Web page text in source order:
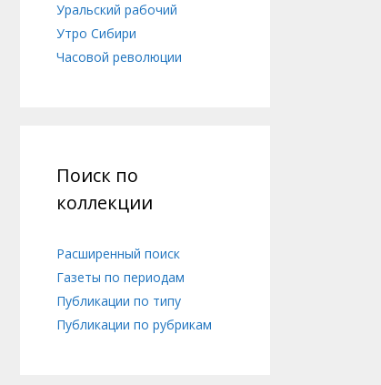
Уральский рабочий
Утро Сибири
Часовой революции
Поиск по
коллекции
Расширенный поиск
Газеты по периодам
Публикации по типу
Публикации по рубрикам